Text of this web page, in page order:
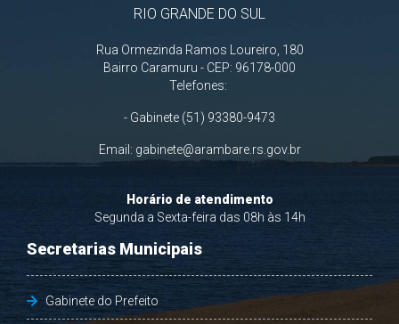
RIO GRANDE DO SUL
Rua Ormezinda Ramos Loureiro, 180
Bairro Caramuru - CEP: 96178-000
Telefones:
- Gabinete (51) 93380-9473
Email: gabinete@arambare.rs.gov.br
Horário de atendimento
Segunda a Sexta-feira das 08h às 14h
Secretarias Municipais
Gabinete do Prefeito